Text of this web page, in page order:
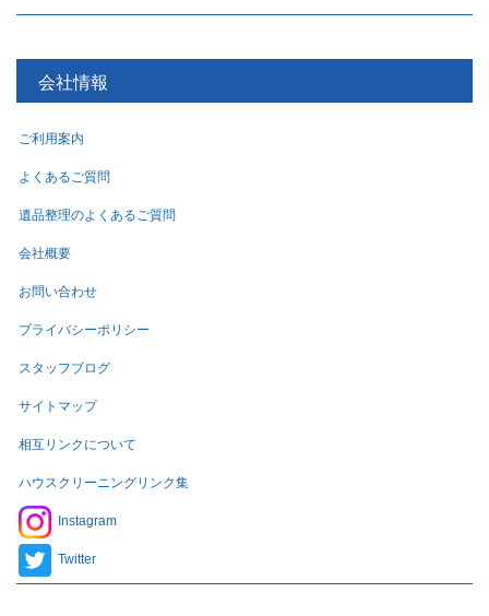
会社情報
ご利用案内
よくあるご質問
遺品整理のよくあるご質問
会社概要
お問い合わせ
プライバシーポリシー
スタッフブログ
サイトマップ
相互リンクについて
ハウスクリーニングリンク集
Instagram
Twitter